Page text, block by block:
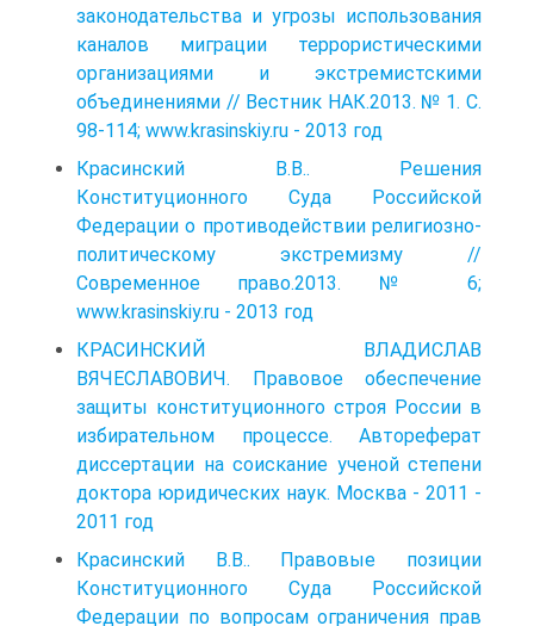
законодательства и угрозы использования
каналов миграции террористическими
организациями и экстремистскими
объединениями // Вестник НАК.2013. № 1. С.
98-114; www.krasinskiy.ru - 2013 год
Красинский В.В.. Решения
Конституционного Суда Российской
Федерации о противодействии религиозно-
политическому экстремизму //
Современное право.2013. № 6;
www.krasinskiy.ru - 2013 год
КРАСИНСКИЙ ВЛАДИСЛАВ
ВЯЧЕСЛАВОВИЧ. Правовое обеспечение
защиты конституционного строя России в
избирательном процессе. Автореферат
диссертации на соискание ученой степени
доктора юридических наук. Москва - 2011 -
2011 год
Красинский В.В.. Правовые позиции
Конституционного Суда Российской
Федерации по вопросам ограничения прав